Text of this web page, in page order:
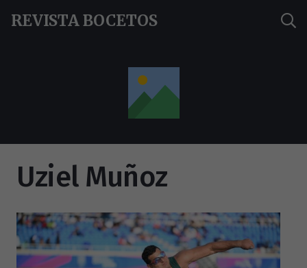
REVISTA BOCETOS
Uziel Muñoz